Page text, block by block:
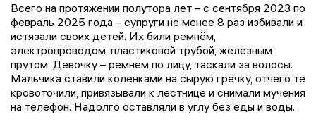
Всего на протяжении полутора лет – с сентября 2023 по
февраль 2025 года – супруги не менее 8 раз избивали и
истязали своих детей. Их били ремнём,
электропроводом, пластиковой трубой, железным
прутом. Девочку – ремнём по лицу, таскали за волосы.
Мальчика ставили коленками на сырую гречку, отчего те
кровоточили, привязывали к лестнице и снимали мучения
на телефон. Надолго оставляли в углу без еды и воды.